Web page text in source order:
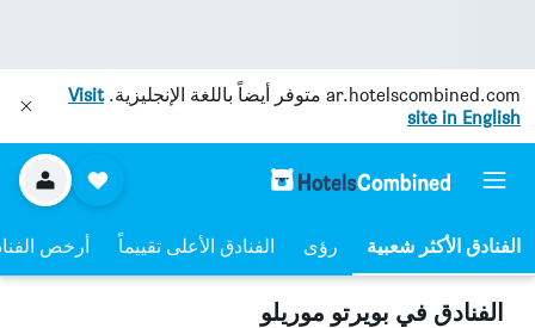
ar.hotelscombined.com متوفر أيضاً باللغة الإنجليزية.Visit
site in English
رؤى الفنادق الأعلى تقييماً أرخص
الفنادق في بويرتو موريلو